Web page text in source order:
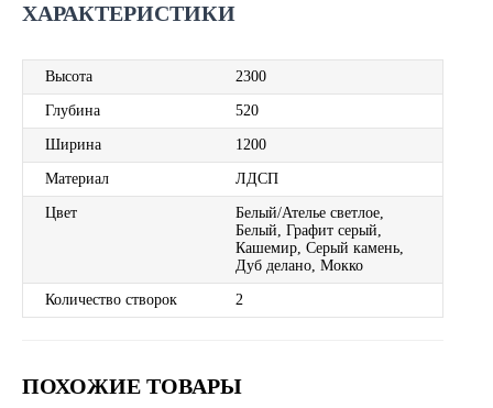
ХАРАКТЕРИСТИКИ
Высота 2300
Глубина 520
Ширина 1200
Материал ЛДСП
Цвет
Белый/Ателье светлое,
Белый, Графит серый,
Кашемир, Серый камень,
Дуб делано, Мокко
Количество створок 2
ПОХОЖИЕ ТОВАРЫ